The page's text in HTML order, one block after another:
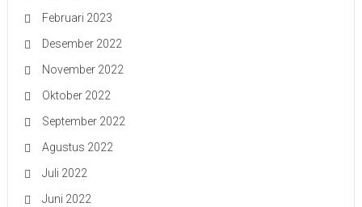
Februari 2023
Desember 2022
November 2022
Oktober 2022
September 2022
Agustus 2022
Juli 2022
Juni 2022